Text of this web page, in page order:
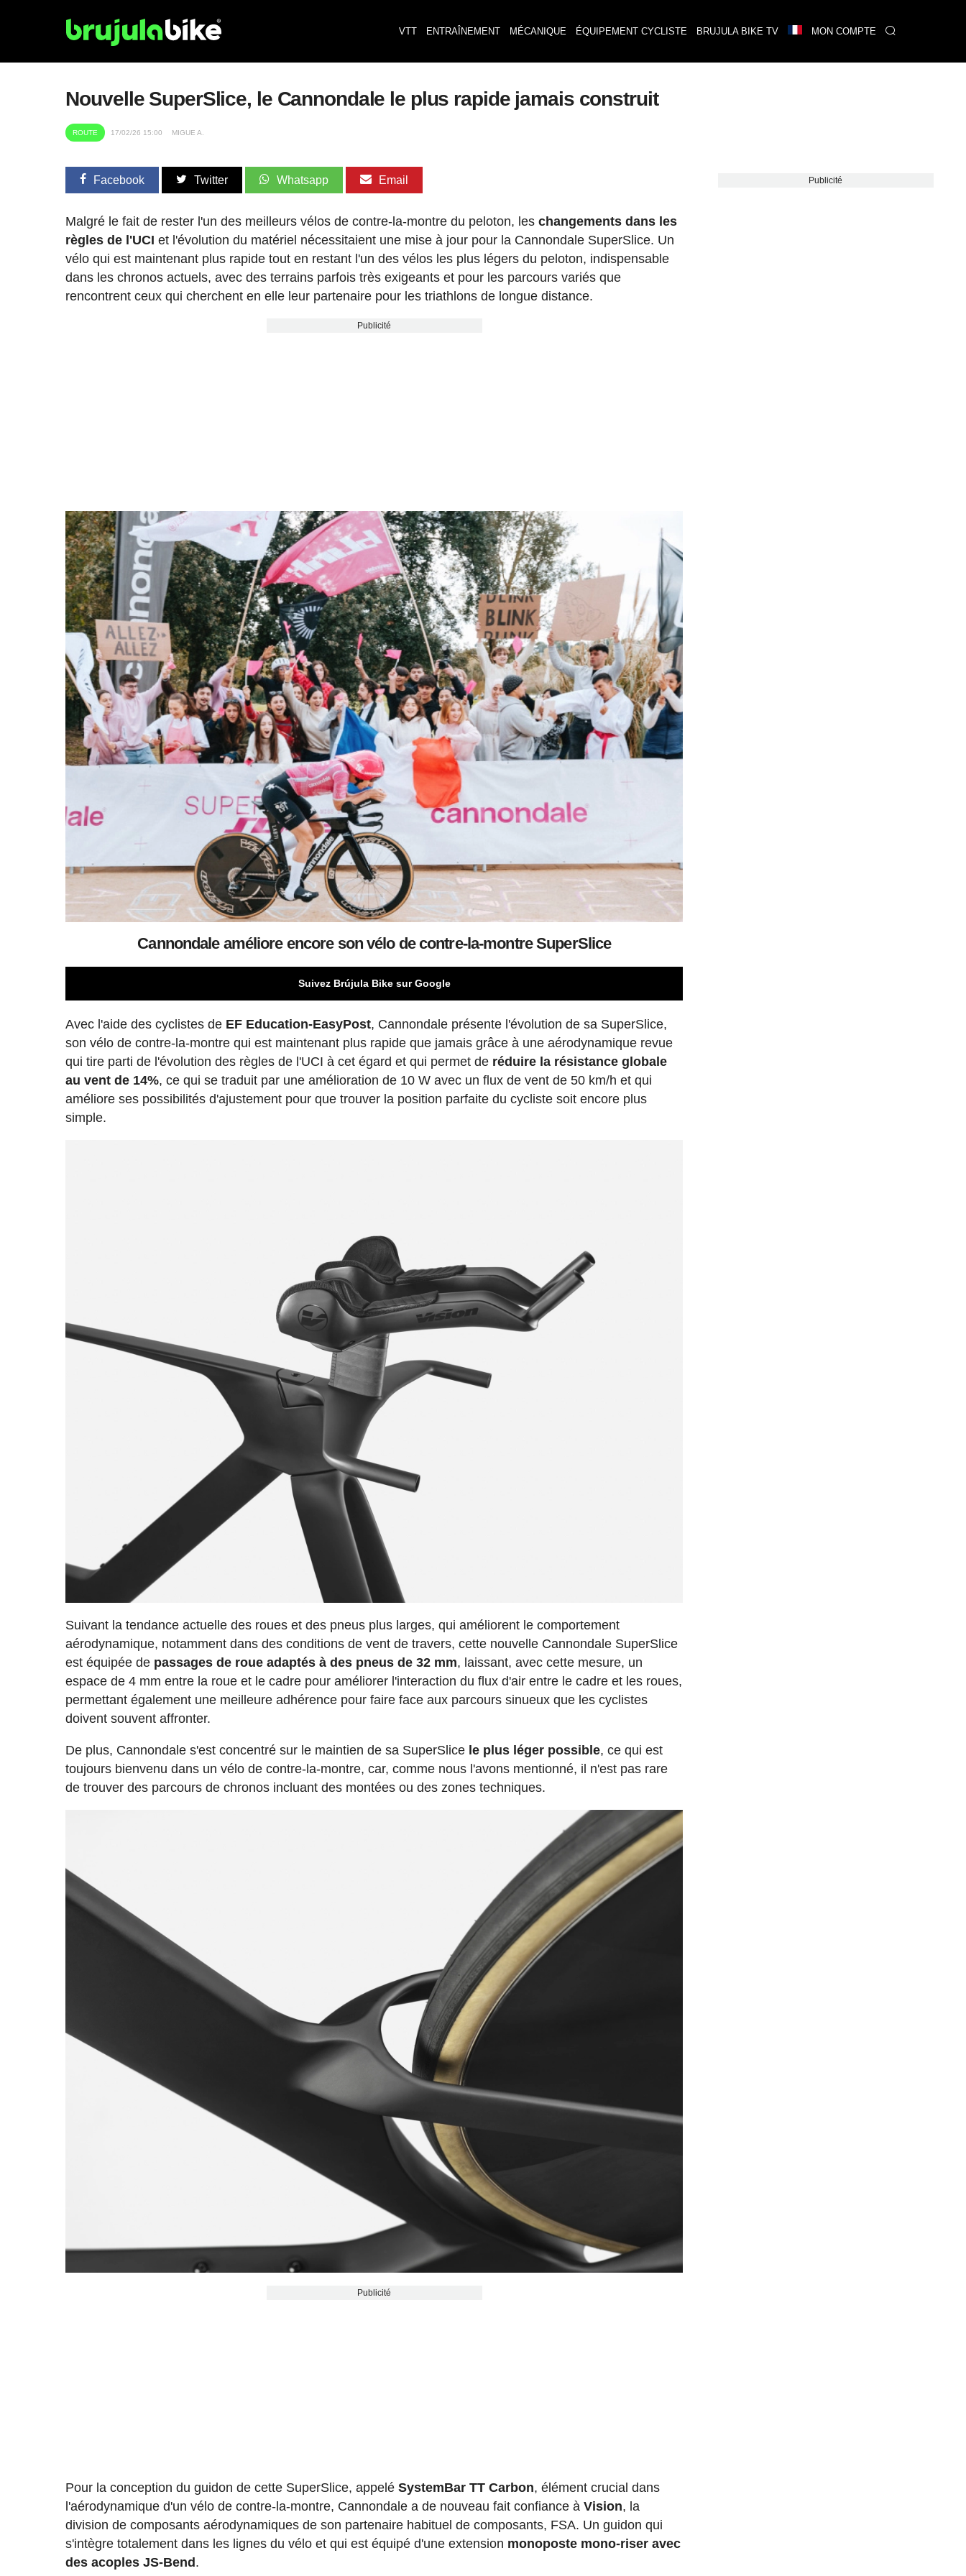
VTT ENTRAÎNEMENT MÉCANIQUE ÉQUIPEMENT CYCLISTE BRUJULA BIKE TV MON COMPTE
Nouvelle SuperSlice, le Cannondale le plus rapide jamais construit
ROUTE 17/02/26 15:00 MIGUE A.
Facebook Twitter Whatsapp Email
Malgré le fait de rester l'un des meilleurs vélos de contre-la-montre du peloton, leschangements dans les
règles de l'UCI et l'évolution du matériel nécessitaient une mise à jour pour la Cannondale SuperSlice. Un
vélo qui est maintenant plus rapide tout en restant l'un des vélos les plus légers du peloton, indispensable
dans les chronos actuels, avec des terrains parfois très exigeants et pour les parcours variés que
rencontrent ceux qui cherchent en elle leur partenaire pour les triathlons de longue distance.
Publicité
Cannondale améliore encore son vélo de contre-la-montre SuperSlice
Suivez Brújula Bike sur Google
Avec l'aide des cyclistes de EF Education-EasyPost, Cannondale présente l'évolution de sa SuperSlice,
son vélo de contre-la-montre qui est maintenant plus rapide que jamais grâce à une aérodynamique revue
qui tire parti de l'évolution des règles de l'UCI à cet égard et qui permet de réduire la résistance globale
au vent de 14%, ce qui se traduit par une amélioration de 10 W avec un flux de vent de 50 km/h et qui
améliore ses possibilités d'ajustement pour que trouver la position parfaite du cycliste soit encore plus
simple.
Suivant la tendance actuelle des roues et des pneus plus larges, qui améliorent le comportement
aérodynamique, notamment dans des conditions de vent de travers, cette nouvelle Cannondale SuperSlice
est équipée de passages de roue adaptés à des pneus de 32 mm, laissant, avec cette mesure, un
espace de 4 mm entre la roue et le cadre pour améliorer l'interaction du flux d'air entre le cadre et les roues,
permettant également une meilleure adhérence pour faire face aux parcours sinueux que les cyclistes
doivent souvent affronter.
De plus, Cannondale s'est concentré sur le maintien de sa SuperSlice le plus léger possible, ce qui est
toujours bienvenu dans un vélo de contre-la-montre, car, comme nous l'avons mentionné, il n'est pas rare
de trouver des parcours de chronos incluant des montées ou des zones techniques.
Publicité
Pour la conception du guidon de cette SuperSlice, appeléSystemBar TT Carbon, élément crucial dans
l'aérodynamique d'un vélo de contre-la-montre, Cannondale a de nouveau fait confiance àVision, la
division de composants aérodynamiques de son partenaire habituel de composants, FSA. Un guidon qui
s'intègre totalement dans les lignes du vélo et qui est équipé d'une extension monoposte mono-riser avec
des acoples JS-Bend .
Publicité